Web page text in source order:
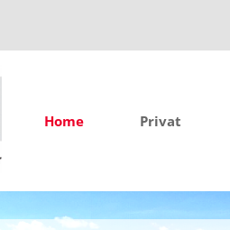
Home Privat